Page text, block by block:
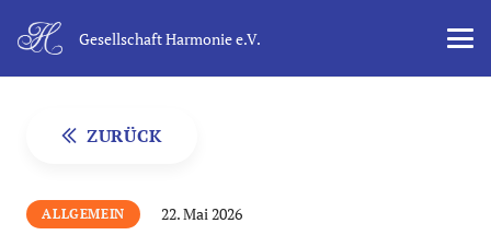
Gesellschaft Harmonie e.V.
ZURÜCK
ALLGEMEIN 22. Mai 2026